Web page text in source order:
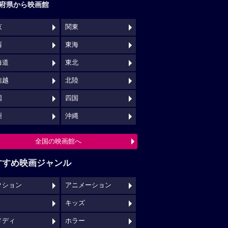
県から映画館
関東
東海
道 東北
越 北陸
四国
沖縄
全国の映画館へ
すめ映画ジャンル
ション アニメーション
キッズ
ディ ホラー